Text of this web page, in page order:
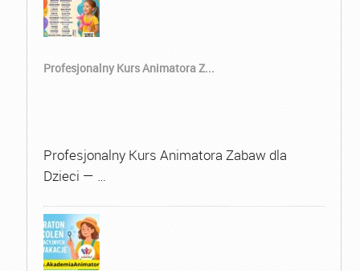
Profesjonalny Kurs Animatora Z...
Profesjonalny Kurs Animatora Zabaw dla
Dzieci — …